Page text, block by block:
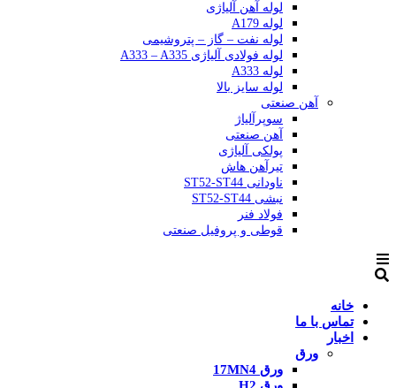
لوله آهن آلیاژی
لوله A179
لوله نفت – گاز – پتروشیمی
لوله فولادی آلیاژی A333 – A335
لوله A333
لوله سایز بالا
آهن صنعتی
سوپرآلیاژ
آهن صنعتی
پولکی آلیاژی
تیرآهن هاش
ناودانی ST52-ST44
نبشی ST52-ST44
فولاد فنر
قوطی و پروفیل صنعتی
خانه
تماس با ما
اخبار
ورق
ورق 17MN4